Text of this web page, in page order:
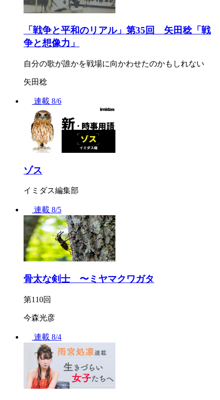
「戦争と平和のリアル」第35回 矢田稔「戦
争と想像力」
自分の歌が誰かを戦場に向かわせたのかもしれない
矢田稔
連載 8/6
ゾス
イミダス編集部
連載 8/5
骨太な剣士 〜ミヤマクワガタ
第110回
今森光彦
連載 8/4